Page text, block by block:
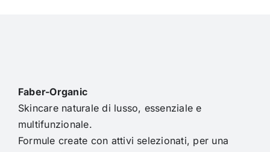
Faber-Organic
Skincare naturale di lusso, essenziale e
multifunzionale.
Formule create con attivi selezionati, per una